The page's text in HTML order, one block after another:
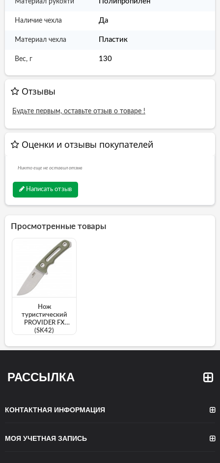
Материал рукояти
Наличие чехла Да
Материал чехла Пластик
Вес, г 130
Отзывы
Будьте первым, оставьте отзыв о товаре !
Оценки и отзывы покупателей
Никто еще не оставил отзыв
Написать отзыв
Просмотренные товары
Нож
туристический
PROVIDER FX
(SK42)
РАССЫЛКА
КОНТАКТНАЯ ИНФОРМАЦИЯ
МОЯ УЧЕТНАЯ ЗАПИСЬ